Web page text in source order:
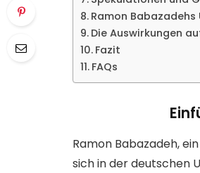
Ramon
Die Auswirkungen
Fazit
FAQs
Ramon Babazadeh,
sich in der deutschen